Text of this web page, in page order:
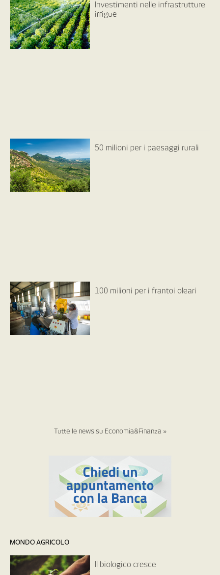
Investimenti nelle infrastrutture
irrigue
50 milioni per i paesaggi rurali
100 milioni per i frantoi oleari
Tutte le news su Economia&Finanza »
MONDO AGRICOLO
Il biologico cresce